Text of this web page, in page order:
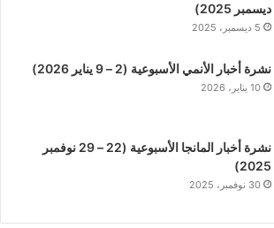
ديسمبر 2025)
5 ديسمبر، 2025
نشرة أخبار الأنمي الأسبوعية (2 – 9 يناير 2026)
10 يناير، 2026
نشرة أخبار المانجا الأسبوعية (22 – 29 نوفمبر
2025)
30 نوفمبر، 2025